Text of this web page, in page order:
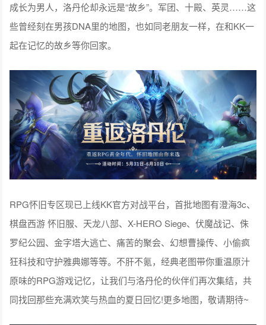
成长为男人，洛丹伦却永远是“故乡”。军团、十殿、英灵……这
些曾经刻在男孩DNA里的地图，也如同老朋友一样，在和KK一
起在记忆的故乡等你回家。
RPG怀旧专区现已上线KK官方对战平台，首批地图有澄海3c、
棋盘西游 怀旧服、天龙八部、X-HERO Siege、伏魔战记、侏
罗纪公园、金字塔大逃亡、痛苦的聚会、幻想曹操传、小偷疯
狂科技和守护雅典娜等等。不肝不氪，经典老图带你重温原汁
原味的RPG游戏记忆，让我们与洛丹伦的伙伴们再次集结，共
同找回那些充满欢笑与热血的夏日回忆!更多地图，敬请期待~